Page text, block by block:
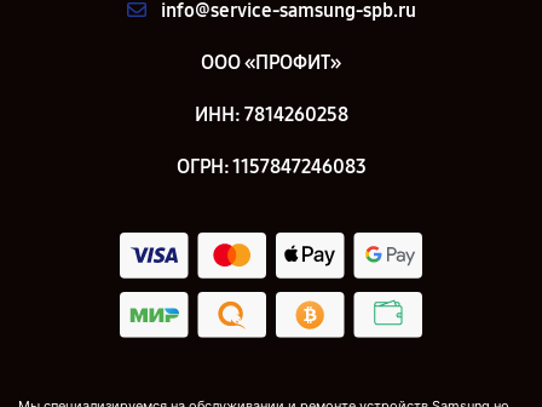
info@service-samsung-spb.ru
ООО «ПРОФИТ»
ИНН: 7814260258
ОГРН: 1157847246083